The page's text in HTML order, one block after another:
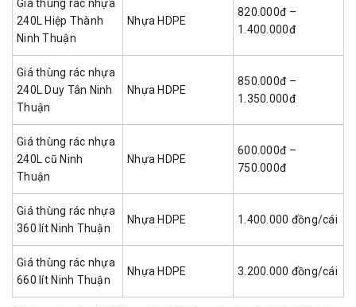
Giá thùng rác nhựa
240L Hiệp Thành
Ninh Thuận
Nhựa HDPE
820.000đ –
1.400.000đ
Giá thùng rác nhựa
240L Duy Tân Ninh
Thuận
Nhựa HDPE
850.000đ –
1.350.000đ
Giá thùng rác nhựa
240L cũ Ninh
Thuận
Nhựa HDPE
600.000đ –
750.000đ
Giá thùng rác nhựa
360 lít Ninh Thuận
Nhựa HDPE 1.400.000 đồng/cái
Giá thùng rác nhựa
660 lít Ninh Thuận
Nhựa HDPE 3.200.000 đồng/cái